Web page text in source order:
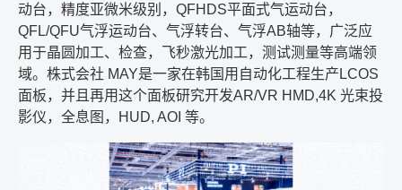
动台，精度亚微米级别， QFHDS平面式气运动台，
QFL/QFU气浮运动台、气浮转台、气浮AB轴等，广泛应
用于晶圆加工、检查，飞秒激光加工，测试测量等高端领
域。株式会社 MAY是一家在韩国用自动化工程生产 LCOS
面板，并且再用这个面板研究开发AR/VR HMD,4K 光束投
影仪，全息图，
HUD, AOI 等。